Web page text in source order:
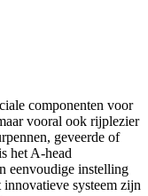
componenten voor
vooral ook rijplezier
geveerde of
het A-head
eenvoudige instelling
systeem zijn